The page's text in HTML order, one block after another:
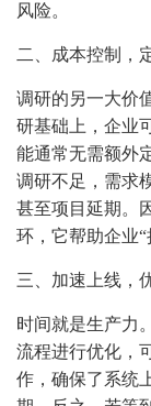
风险。
二、成本控制，
调研的另一大价
研基础上，企业
能通常无需额外
调研不足，需求
甚至项目延期。
环，它帮助企业“
三、加速上线，
时间就是生产力
流程进行优化，
作，确保了系统